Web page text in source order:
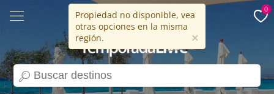
search
15 años
0
Propiedad no disponible, vea
otras opciones en la misma
región.
×